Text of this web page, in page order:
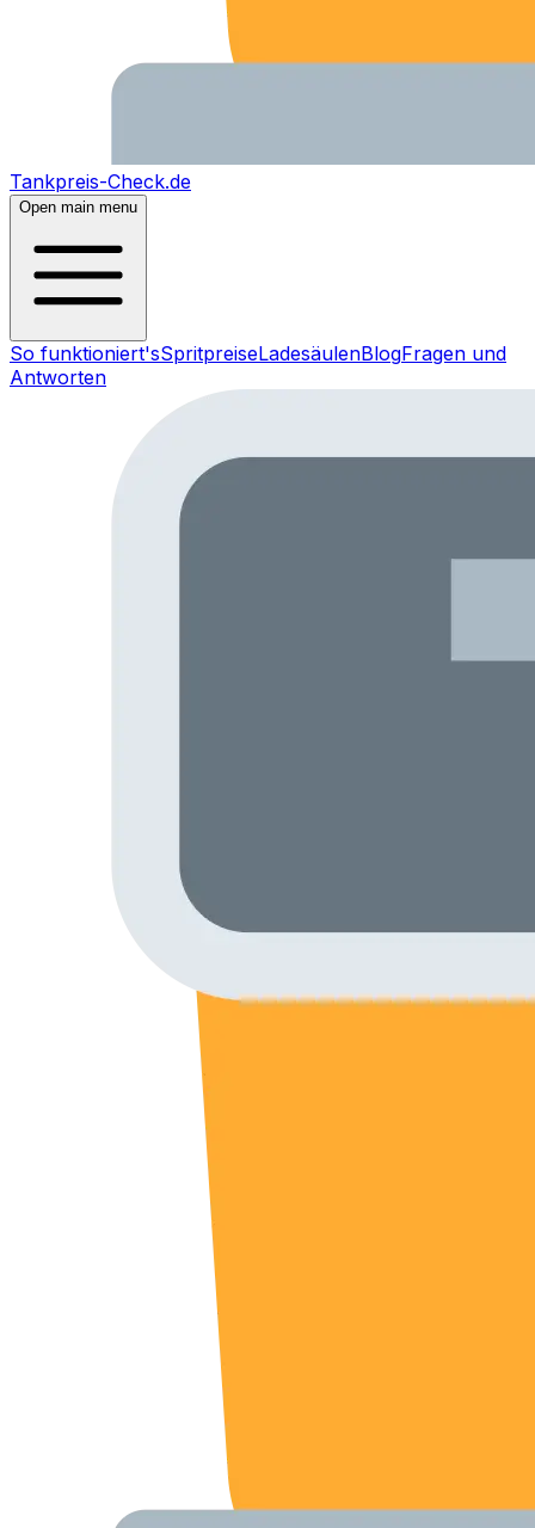
Tankpreis-Check.de
Open main menu
So funktioniert'sSpritpreiseLadesäulenBlogFragen und
Antworten